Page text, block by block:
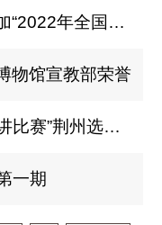
荆州博物馆宣教部讲解员 参加“2022年全国博物馆讲解员高级讲习班”
物馆宣教部荣誉
我馆参加“湖北省职工网络宣讲比赛”荆州选拔赛并获奖
一期